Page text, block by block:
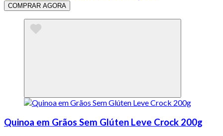
COMPRAR AGORA
Quinoa em Grãos Sem Glúten Leve Crock 200g